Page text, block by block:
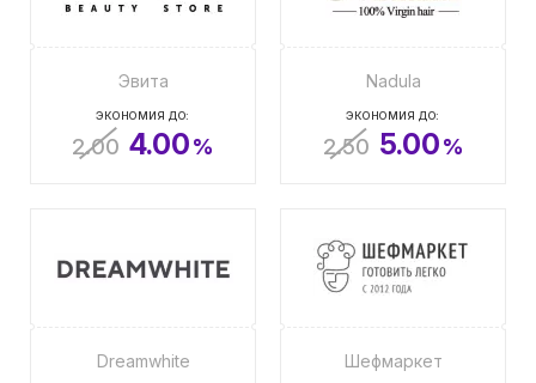
Эвита
ЭКОНОМИЯ ДО:
2.00 4.00%
Nadula
ЭКОНОМИЯ ДО:
2.50 5.00%
Dreamwhite Шефмаркет